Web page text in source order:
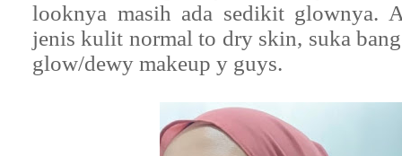
looknya masih ada sedikit glownya.
jenis kulit normal to dry skin, suka
glow/dewy makeup y guys.